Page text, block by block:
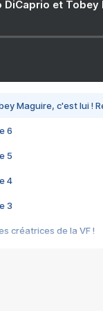
DiCaprio et
Maguire, c'est lui !
6
5
4
3
créatrices de la VF !